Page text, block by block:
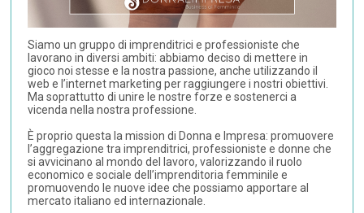
Siamo un gruppo di imprenditrici e professioniste che
lavorano in diversi ambiti: abbiamo deciso di mettere in
gioco noi stesse e la nostra passione, anche utilizzando il
web e l’internet marketing per raggiungere i nostri obiettivi.
Ma soprattutto di unire le nostre forze e sostenerci a
vicenda nella nostra professione.
È proprio questa la mission di Donna e Impresa: promuovere
l’aggregazione tra imprenditrici, professioniste e donne che
si avvicinano al mondo del lavoro, valorizzando il ruolo
economico e sociale dell’imprenditoria femminile e
promuovendo le nuove idee che possiamo apportare al
mercato italiano ed internazionale.